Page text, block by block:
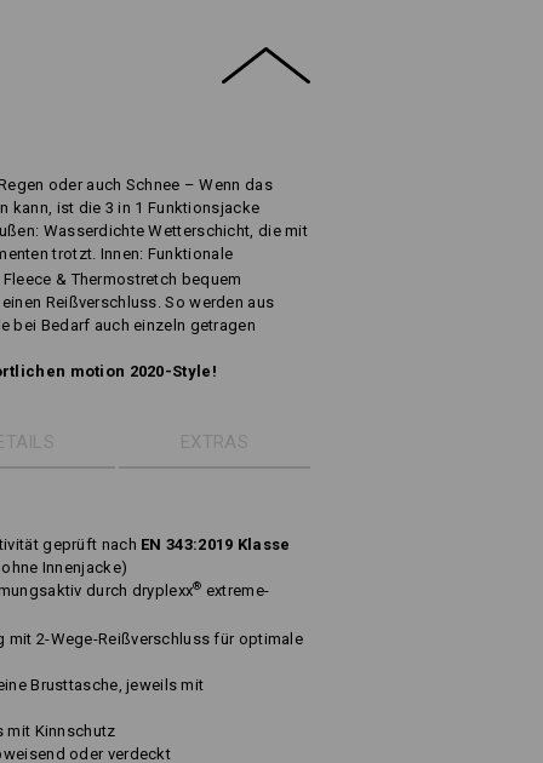
oder auch Schnee – Wenn das
kann, ist die 3 in 1 Funktionsjacke
Wasserdichte Wetterschicht, die mit
trotzt. Innen: Funktionale
& Thermostretch bequem
Reißverschluss. So werden aus
bei Bedarf auch einzeln getragen
motion 2020-Style!
EXTRAS
geprüft nach EN 343:2019 Klasse
Innenjacke)
durch dryplexx® extreme-
2-Wege-Reißverschluss für optimale
Brusttasche, jeweils mit
mit Kinnschutz
oder verdeckt